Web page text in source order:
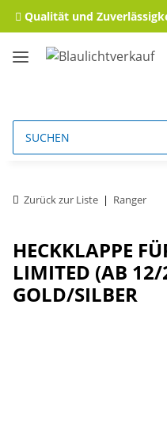
Qualität und
Zurück zur Liste Ranger
HECKKLAPPE
LIMITED (AB
GOLD/SILBER